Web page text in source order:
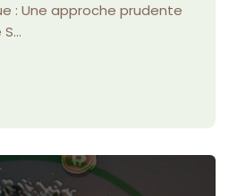
: Une approche prudente